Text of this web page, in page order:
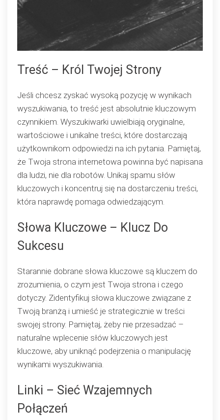
Treść – Król Twojej Strony
Jeśli chcesz zyskać wysoką pozycję w wynikach
wyszukiwania, to treść jest absolutnie kluczowym
czynnikiem. Wyszukiwarki uwielbiają oryginalne,
wartościowe i unikalne treści, które dostarczają
użytkownikom odpowiedzi na ich pytania. Pamiętaj,
że Twoja strona internetowa powinna być napisana
dla ludzi, nie dla robotów. Unikaj spamu słów
kluczowych i koncentruj się na dostarczeniu treści,
która naprawdę pomaga odwiedzającym.
Słowa Kluczowe – Klucz Do
Sukcesu
Starannie dobrane słowa kluczowe są kluczem do
zrozumienia, o czym jest Twoja strona i czego
dotyczy. Zidentyfikuj słowa kluczowe związane z
Twoją branżą i umieść je strategicznie w treści
swojej strony. Pamiętaj, żeby nie przesadzać –
naturalne wplecenie słów kluczowych jest
kluczowe, aby uniknąć podejrzenia o manipulację
wynikami wyszukiwania.
Linki – Sieć Wzajemnych
Połączeń